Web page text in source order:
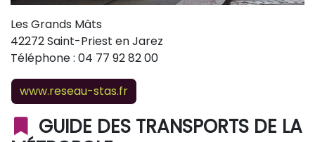
Les Grands Mâts
42272 Saint-Priest en Jarez
Téléphone : 04 77 92 82 00
www.reseau-stas.fr
GUIDE DES TRANSPORTS DE LA